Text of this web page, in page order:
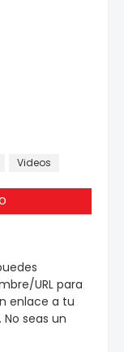
Videos
URL para
enlace a tu
seas un